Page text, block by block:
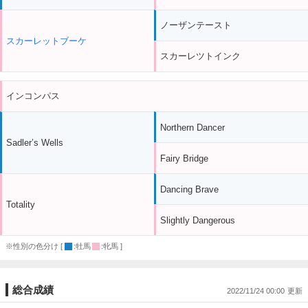
スカーレットブーケ
ノーザンテースト
スカーレツトインク
インコンパス
Sadler’s Wells
Totality
Northern Dancer
Fairy Bridge
Dancing Brave
Slightly Dangerous
※性別の色分け [ :牡馬 :牝馬 ]
総合成績 2022/11/24 00:00